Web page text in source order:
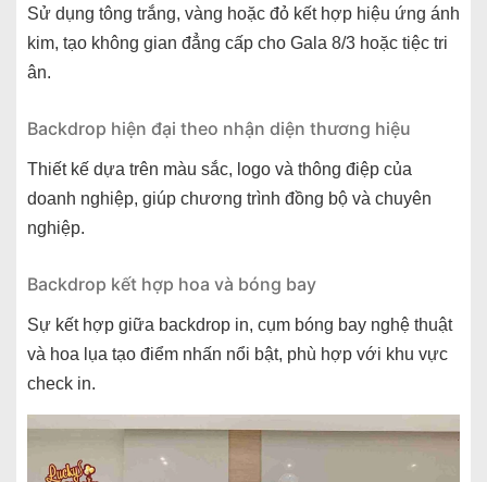
Sử dụng tông trắng, vàng hoặc đỏ kết hợp hiệu ứng ánh
kim, tạo không gian đẳng cấp cho Gala 8/3 hoặc tiệc tri
ân.
Backdrop hiện đại theo nhận diện thương hiệu
Thiết kế dựa trên màu sắc, logo và thông điệp của
doanh nghiệp, giúp chương trình đồng bộ và chuyên
nghiệp.
Backdrop kết hợp hoa và bóng bay
Sự kết hợp giữa backdrop in, cụm bóng bay nghệ thuật
và hoa lụa tạo điểm nhấn nổi bật, phù hợp với khu vực
check in.